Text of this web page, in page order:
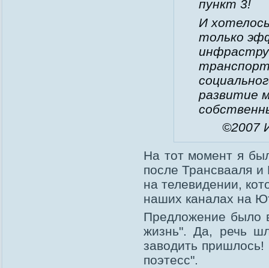
пункт 3!
И
только
развитие
©2007
На тот момент я
после Трансвааля и
на телевидении,
наших каналах на
Предложение было
жизнь". Да, речь
заводить
поэтесс".